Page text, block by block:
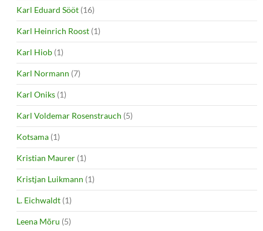
Karl Eduard Sööt (16)
Karl Heinrich Roost (1)
Karl Hiob (1)
Karl Normann (7)
Karl Oniks (1)
Karl Voldemar Rosenstrauch (5)
Kotsama (1)
Kristian Maurer (1)
Kristjan Luikmann (1)
L. Eichwaldt (1)
Leena Mõru (5)